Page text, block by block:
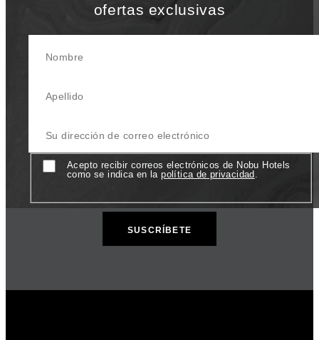
ofertas exclusivas
Consentimiento
Acepto recibir correos electrónicos de Nobu Hotels
como se indica en lapolítica de privacidad .